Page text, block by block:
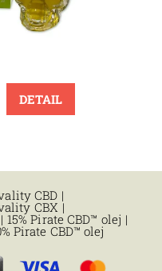
DETAIL
CBD |
CBX |
| 15% Pirate CBD™ olej |
Pirate CBD™ olej